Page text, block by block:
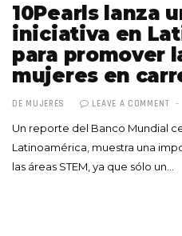
10Pearls lanza
iniciativa en
para promover
mujeres en
DE MUJERES LEAVE A COMMENT
Un reporte del Banco Mundial
Latinoamérica, muestra una
las áreas STEM, ya que sólo un…